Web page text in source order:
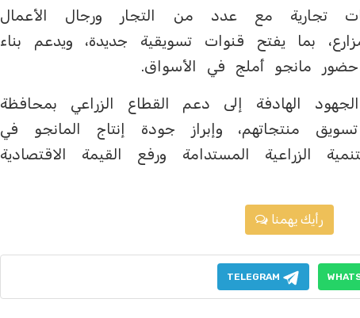
تجارية مع عدد من التجار ورجال الأعمال
بما يفتح قنوات تسويقية جديدة، ويدعم بناء
حضور مانجو أملج في الأسواق.
الهادفة إلى دعم القطاع الزراعي بمحافظة
منتجاتهم، وإبراز جودة إنتاج المانجو في
الزراعية المستدامة ورفع القيمة الاقتصادية
رأيك يهمنا
TELEGRAM